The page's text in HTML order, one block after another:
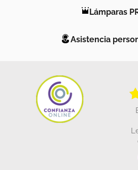
Lámparas
Asistencia
Lea algunas de las